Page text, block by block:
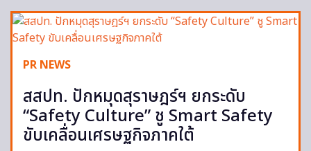
PR NEWS
สสปท. ปักหมุดสุราษฎร์ฯ ยกระดับ
“Safety Culture” ชู Smart Safety
ขับเคลื่อนเศรษฐกิจภาคใต้